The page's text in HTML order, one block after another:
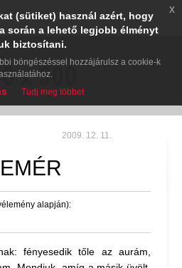
2009. 12. 11.
alapján):
fényesedik tőle az aurám,
(sütiket) használ azért, hogy
során a lehető legjobb élményt
biztosítani.
böngészéssel hozzájárulsz a cookie-k
Tudj meg többet
x